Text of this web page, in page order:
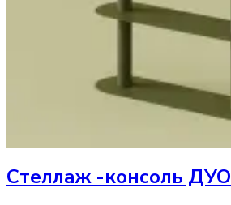
Стеллаж -консоль ДУО